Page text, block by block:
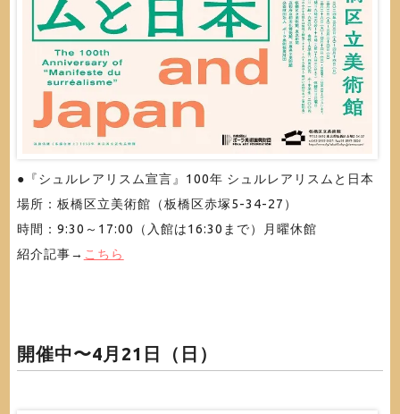
●『シュルレアリスム宣言』100年 シュルレアリスムと日本
場所：板橋区立美術館（板橋区赤塚5-34-27）
時間：9:30～17:00（入館は16:30まで）月曜休館
紹介記事→ こちら
開催中〜4月21日（日）